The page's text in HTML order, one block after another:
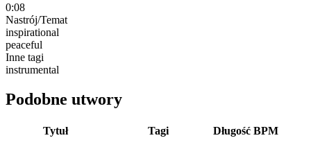
0:08
Nastrój/Temat
inspirational
peaceful
Inne tagi
instrumental
Podobne utwory
Tytuł Tagi Długość BPM